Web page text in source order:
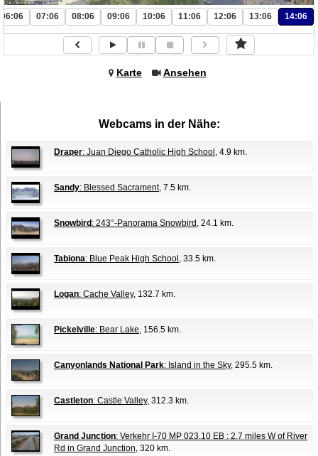
06:06 07:06 08:06 09:06 10:06 11:06 12:06 13:06 14:06
Karte Ansehen
Webcams in der Nähe:
Draper: Juan Diego Catholic High School , 4.9 km.
Sandy: Blessed Sacrament, 7.5 km.
Snowbird : 243°-Panorama Snowbird , 24.1 km.
Tabiona: Blue Peak High School , 33.5 km.
Logan: Cache Valley, 132.7 km.
Pickelville: Bear Lake, 156.5 km.
Canyonlands National Park: Island in the Sky, 295.5 km.
Castleton: Castle Valley, 312.3 km.
Grand Junction: Verkehr I-70 MP 023.10 EB : 2.7 miles W of River
Rd in Grand Junction, 320 km.